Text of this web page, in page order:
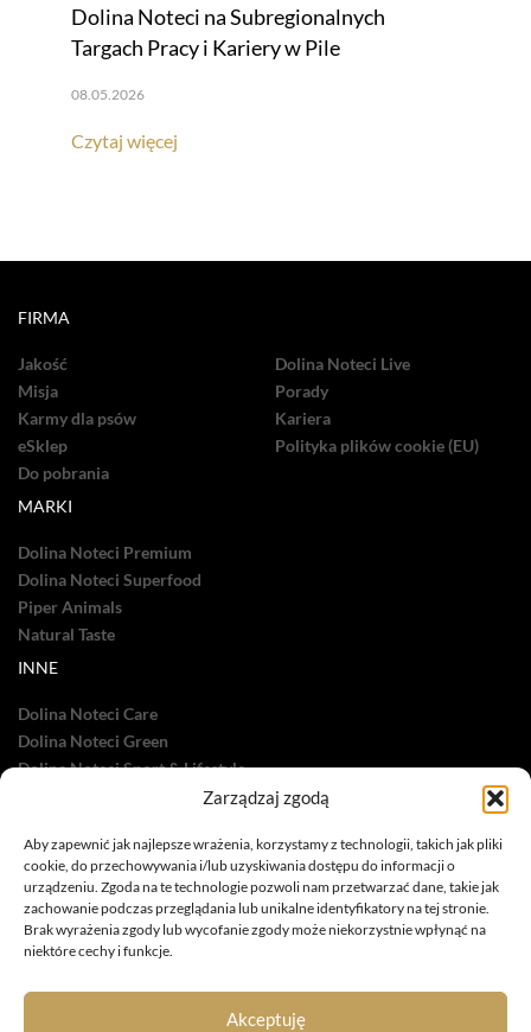
Zarządzaj zgodą
Aby zapewnić jak najlepsze wrażenia, korzystamy z technologii, takich jak pliki
cookie, do przechowywania i/lub uzyskiwania dostępu do informacji o
urządzeniu. Zgoda na te technologie pozwoli nam przetwarzać dane, takie jak
zachowanie podczas przeglądania lub unikalne identyfikatory na tej stronie.
Brak wyrażenia zgody lub wycofanie zgody może niekorzystnie wpłynąć na
niektóre cechy i funkcje.
Akceptuję
Dolina Noteci na Subregionalnych
Targach Pracy i Kariery w Pile
08.05.2026
Czytaj więcej
FIRMA
Jakość
Misja
Karmy dla psów
eSklep
Do pobrania
Dolina Noteci Live
Porady
Kariera
Polityka plików cookie (EU)
MARKI
Dolina Noteci Premium
Dolina Noteci Superfood
Piper Animals
Natural Taste
INNE
Dolina Noteci Care
Dolina Noteci Green
Dolina Noteci Sport & Lifestyle
marketing@dolina-noteci.pl